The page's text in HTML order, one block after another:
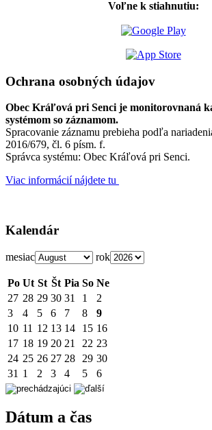
Voľne k stiahnutiu:
Ochrana osobných údajov
Obec Kráľová pri Senci je monitorovnaná
systémom so záznamom.
Spracovanie záznamu prebieha podľa
2016/679, čl. 6 písm. f.
Správca systému: Obec Kráľová pri Senci.
Viac informácií nájdete tu
Kalendár
mesiac rok
Po Ut St Št Pia So Ne
27 28 29 30 31 1
2
3
4 5 6 7 8
9
10 11 12 13 14 15 16
17 18 19 20 21 22 23
24 25 26 27 28 29 30
31 1 2 3 4 5 6
Dátum a čas